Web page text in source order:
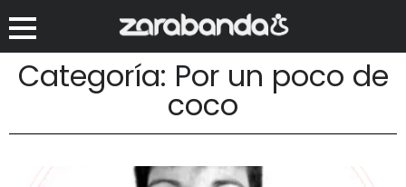
Categoría: Por un poco de
coco